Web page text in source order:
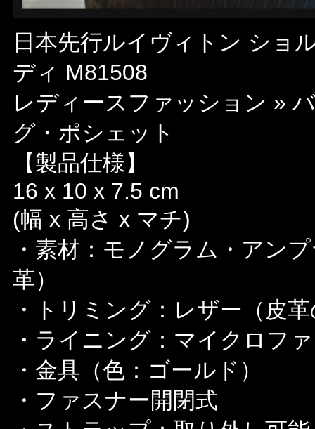
日本先行ルイヴィトン ショ
ディ M81508
レディースファッション »
グ・ポシェット
【製品仕様】
16 x 10 x 7.5 cm
(幅 x 高さ x マチ)
・素材：モノグラム・アン
革）
・トリミング：レザー（皮
・ライニング：マイクロフ
・金具（色：ゴールド）
・ファスナー開閉式